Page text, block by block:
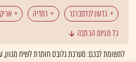
גדעון לנדסברגר רמדיה
כל תגיות הכתבה
לתשומת לבכם: מערכת גלובס חותרת לשיח מגוון,